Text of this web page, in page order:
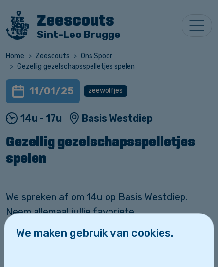
Zeescouts
Sint-Leo Brugge
Home Zeescouts
Ons Spoor
Gezellig gezelschapsspelletjes spelen
11/01/25 zeewolfjes
14u - 17u Basis Westdiep
Gezellig gezelschapsspelletjes
spelen
We spreken af om 14u op Basis Westdiep.
Neem allemaal jullie favoriete
een leuke namiddag van! We sluiten de
vergadering af om 17u.
We maken gebruik van cookies.